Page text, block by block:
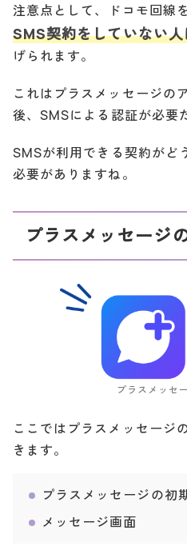
注意点として、ドコモ回線
SMS契約をしていない
げられます。
これはプラスメッセージの
後、SMSによる認証が必要
SMSが利用できる契約がど
必要がありますね。
プラスメッセージ
プラスメッセ
ここではプラスメッセージ
きます。
プラスメッセージの初
メッセージ画面